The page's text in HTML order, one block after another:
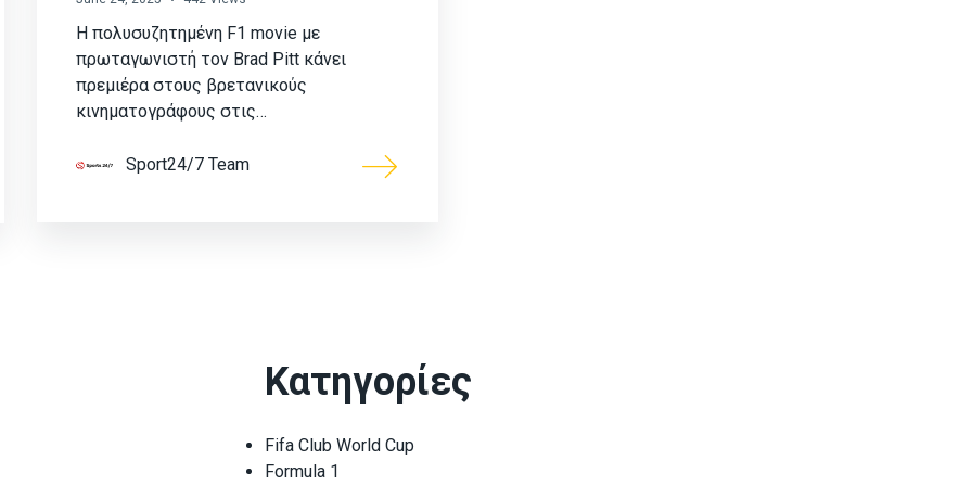
Η πολυσυζητημένη F1 movie με
πρωταγωνιστή τον Brad Pitt κάνει
πρεμιέρα στους βρετανικούς
κινηματογράφους στις…
Sport24/7 Team
Κατηγορίες
Fifa Club World Cup
Formula 1